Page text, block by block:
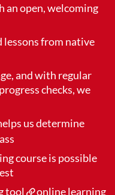
an open, welcoming
from native
and with regular
checks, we
us determine
course is possible
tool
online learning